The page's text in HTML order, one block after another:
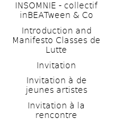
INSOMNIE - collectif
inBEATween & Co
Introduction and
Manifesto Classes de
Lutte
Invitation
Invitation à de
jeunes artistes
Invitation à la
rencontre